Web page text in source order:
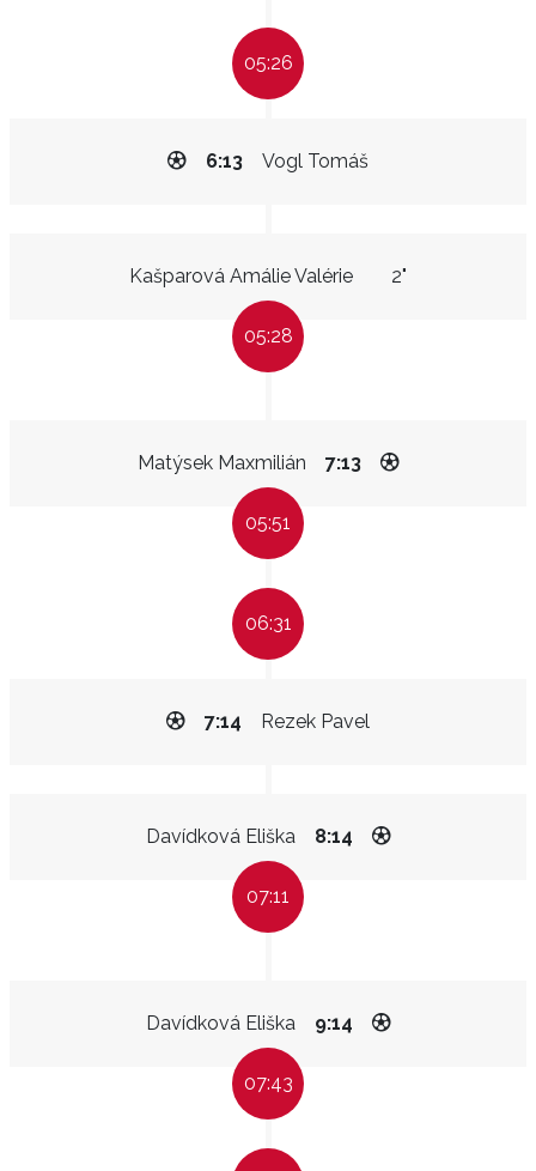
05:26
Vogl Tomáš
6:13
Kašparová Amálie Valérie 2"
05:28
Matýsek Maxmilián 7:13
05:51
06:31
Rezek Pavel
7:14
Davídková Eliška 8:14
07:11
Davídková Eliška 9:14
07:43